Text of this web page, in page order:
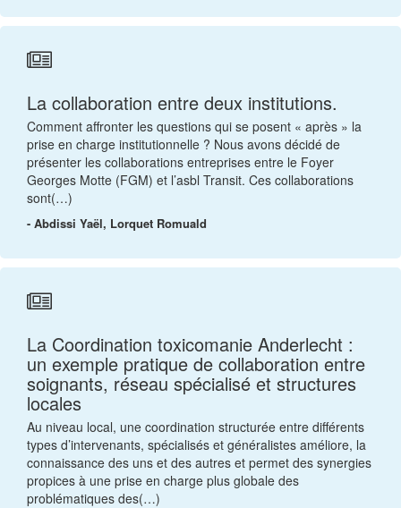
La collaboration entre deux institutions.
Comment affronter les questions qui se posent « après » la
prise en charge institutionnelle ? Nous avons décidé de
présenter les collaborations entreprises entre le Foyer
Georges Motte (FGM) et l’asbl Transit. Ces collaborations
sont(…)
- Abdissi Yaël, Lorquet Romuald
La Coordination toxicomanie Anderlecht :
un exemple pratique de collaboration entre
soignants, réseau spécialisé et structures
locales
Au niveau local, une coordination structurée entre différents
types d’intervenants, spécialisés et généralistes améliore, la
connaissance des uns et des autres et permet des synergies
propices à une prise en charge plus globale des
problématiques des(…)